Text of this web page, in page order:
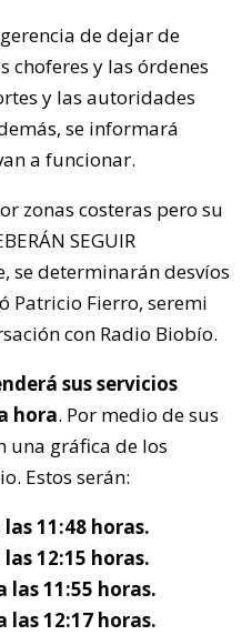
de dejar de
choferes y las órdenes
y las autoridades
se informará
a funcionar.
zonas costeras pero su
SEGUIR
se determinarán desvíos
Patricio Fierro, seremi
con Radio Biobío.
sus servicios
hora. Por medio de sus
una gráfica de los
Estos serán:
11:48 horas.
12:15 horas.
11:55 horas.
12:17 horas.